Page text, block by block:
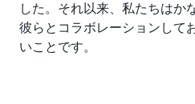
した。それ以来、私たちはか
彼らとコラボレーションして
いことです。